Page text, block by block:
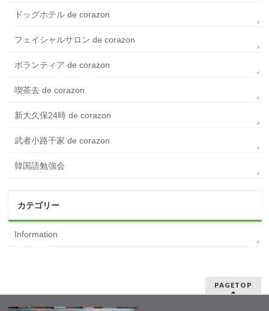
ドッグホテル de corazon
フェイシャルサロン de corazon
ボランティア de corazon
喫茶去 de corazon
新大久保24時 de corazon
武者小路千家 de corazon
韓国語勉強会
カテゴリー
Information
PAGETOP